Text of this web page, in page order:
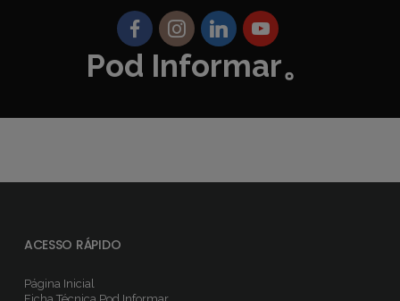
Pod Informar。
ACESSO RÁPIDO
Página Inicial